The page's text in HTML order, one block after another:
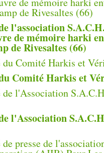
l'association
de mémoire harki
de Rivesaltes (66)
Comité Harkis et
l'Association